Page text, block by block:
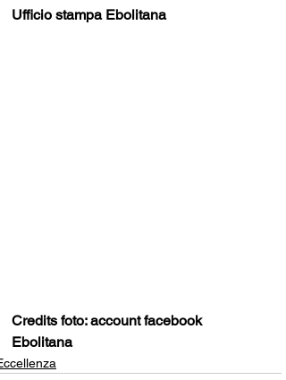
Ufficio stampa Ebolitana
Credits foto: account facebook
Ebolitana